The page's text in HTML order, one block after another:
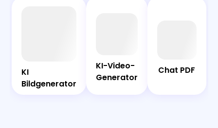
KI
Bildgenerator
KI-Video-
Generator
Chat PDF
KI
Bildgenerator
Generator